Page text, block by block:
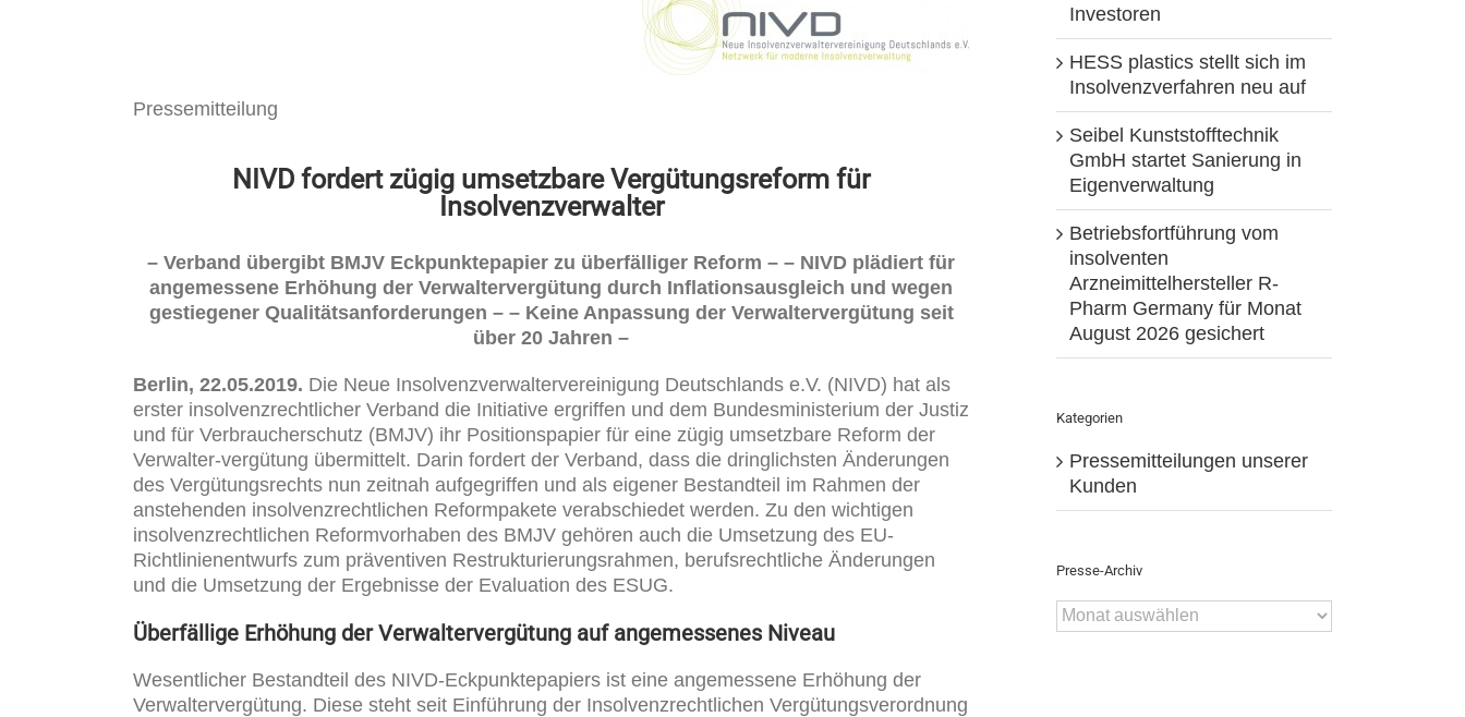
Pressemitteilung
NIVD fordert zügig umsetzbare Vergütungsreform für
Insolvenzverwalter
– Verband übergibt BMJV Eckpunktepapier zu überfälliger Reform – – NIVD plädiert für
angemessene Erhöhung der Verwaltervergütung durch Inflationsausgleich und wegen
gestiegener Qualitätsanforderungen – – Keine Anpassung der Verwaltervergütung seit
über 20 Jahren –
Berlin, 22.05.2019. Die Neue Insolvenzverwaltervereinigung Deutschlands e.V. (NIVD) hat als
erster insolvenzrechtlicher Verband die Initiative ergriffen und dem Bundesministerium der Justiz
und für Verbraucherschutz (BMJV) ihr Positionspapier für eine zügig umsetzbare Reform der
Verwalter-vergütung übermittelt. Darin fordert der Verband, dass die dringlichsten Änderungen
des Vergütungsrechts nun zeitnah aufgegriffen und als eigener Bestandteil im Rahmen der
anstehenden insolvenzrechtlichen Reformpakete verabschiedet werden. Zu den wichtigen
insolvenzrechtlichen Reformvorhaben des BMJV gehören auch die Umsetzung des EU-
Richtlinienentwurfs zum präventiven Restrukturierungsrahmen, berufsrechtliche Änderungen
und die Umsetzung der Ergebnisse der Evaluation des ESUG.
Überfällige Erhöhung der Verwaltervergütung auf angemessenes Niveau
Wesentlicher Bestandteil des NIVD-Eckpunktepapiers ist eine angemessene Erhöhung der
Verwaltervergütung. Diese steht seit Einführung der Insolvenzrechtlichen Vergütungsverordnung
Investoren
HESS plastics stellt sich im
Insolvenzverfahren neu auf
Seibel Kunststofftechnik
GmbH startet Sanierung in
Eigenverwaltung
Betriebsfortführung vom
insolventen
Arzneimittelhersteller R-
Pharm Germany für Monat
August 2026 gesichert
Kategorien
Pressemitteilungen unserer
Kunden
Presse-Archiv
Presse-
Archiv